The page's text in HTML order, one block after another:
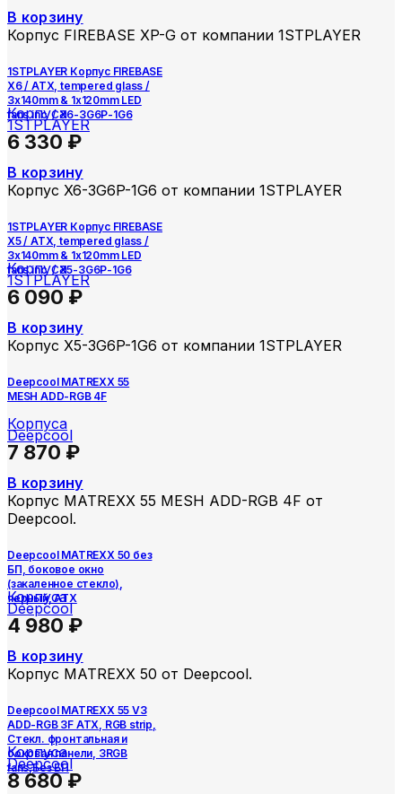
В корзину
Корпус FIREBASE XP-G от компании 1STPLAYER
1STPLAYER Корпус FIREBASE
X6 / ATX, tempered glass /
3x140mm & 1x120mm LED
fans inc. / X6-3G6P-1G6
Корпуса
1STPLAYER
6 330 ₽
В корзину
Корпус X6-3G6P-1G6 от компании 1STPLAYER
1STPLAYER Корпус FIREBASE
X5 / ATX, tempered glass /
3x140mm & 1x120mm LED
fans inc. / X5-3G6P-1G6
Корпуса
1STPLAYER
6 090 ₽
В корзину
Корпус X5-3G6P-1G6 от компании 1STPLAYER
Deepcool MATREXX 55
MESH ADD-RGB 4F
Корпуса
Deepcool
7 870 ₽
В корзину
Корпус MATREXX 55 MESH ADD-RGB 4F от
Deepcool.
Deepcool MATREXX 50 без
БП, боковое окно
(закаленное стекло),
черный, ATX
Корпуса
Deepcool
4 980 ₽
В корзину
Корпус MATREXX 50 от Deepcool.
Deepcool MATREXX 55 V3
ADD-RGB 3F ATX, RGB strip,
Стекл. фронтальная и
боковая панели, 3RGB
fans,Без БП
Корпуса
Deepcool
8 680₽